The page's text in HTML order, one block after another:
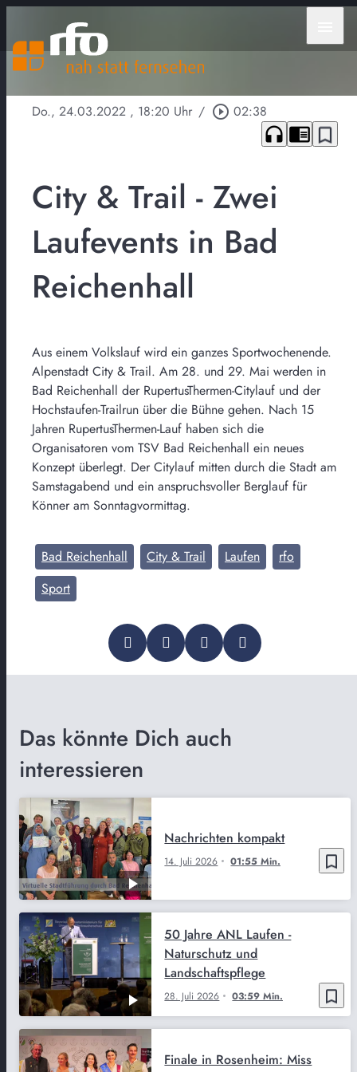
Do., 24.03.2022 , 18:20 Uhr / play_circle_outline 02:38
headphones chrome_reader_mode bookmark_border
City & Trail - Zwei
Laufevents in Bad
Reichenhall
Aus einem Volkslauf wird ein ganzes Sportwochenende.
Alpenstadt City & Trail. Am 28. und 29. Mai werden in
Bad Reichenhall der RupertusThermen-Citylauf und der
Hochstaufen-Trailrun über die Bühne gehen. Nach 15
Jahren RupertusThermen-Lauf haben sich die
Organisatoren vom TSV Bad Reichenhall ein neues
Konzept überlegt. Der Citylauf mitten durch die Stadt am
Samstagabend und ein anspruchsvoller Berglauf für
Könner am Sonntagvormittag.
Bad Reichenhall City & Trail Laufen
rfo
Sport
Das könnte Dich auch
interessieren
bookmark_border
14. Juli 2026 01:55 Min.
Nachrichten kompakt
bookmark_border
28. Juli 2026 03:59 Min.
50 Jahre ANL Laufen -
Naturschutz und
Landschaftspflege
Finale in Rosenheim: Miss